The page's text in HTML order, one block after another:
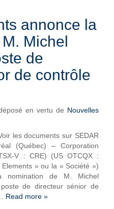
annonce la
Michel
de
de contrôle
en vertu de Nouvelles
les documents sur SEDAR
(Québec) – Corporation
V : CRE) (US OTCQX :
» ou la « Société »)
nomination de M. Michel
de directeur sénior de
Read more »